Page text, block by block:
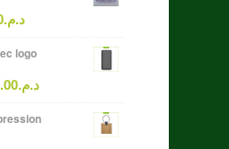
د.م.
logo
د.م.